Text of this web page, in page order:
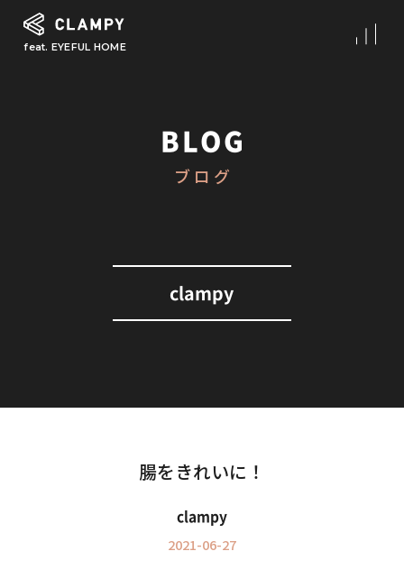
feat. EYEFUL HOME
Our Works
Information
BLOG
ブログ
clampy
腸をきれいに！
clampy
2021-06-27